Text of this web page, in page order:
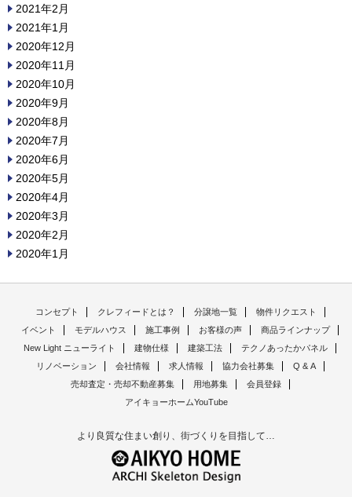
2021年2月
2021年1月
2020年12月
2020年11月
2020年10月
2020年9月
2020年8月
2020年7月
2020年6月
2020年5月
2020年4月
2020年3月
2020年2月
2020年1月
コンセプト クレフィードとは？ 分譲地一覧
物件リクエスト
イベント
モデルハウス 施工事例 お客様の声
商品ラインナップ
New Light ニューライト
建物仕様 建築工法
テクノあったかパネル
リノベーション
会社情報 求人情報 協力会社募集
Q & A
売却査定・売却不動産募集
用地募集
会員登録
アイキョーホームYouTube
より良質な住まい創り、街づくりを目指して…